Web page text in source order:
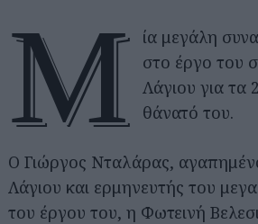
Μ
ία μεγάλη
στο έργο του
Λάγιου για τα
θάνατό του.
Ο Γιώργος Νταλάρας,
Λάγιου και ερμηνευτής του
του έργου του, η Φωτεινή